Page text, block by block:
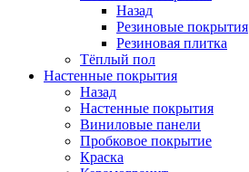
Назад
Резиновые покрытия
Резиновая плитка
Тёплый пол
Настенные покрытия
Назад
Настенные покрытия
Виниловые панели
Пробковое покрытие
Краска